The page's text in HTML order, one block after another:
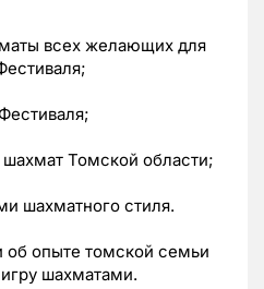
всех желающих для
Томской области;
шахматного стиля.
об опыте томской семьи
шахматами.